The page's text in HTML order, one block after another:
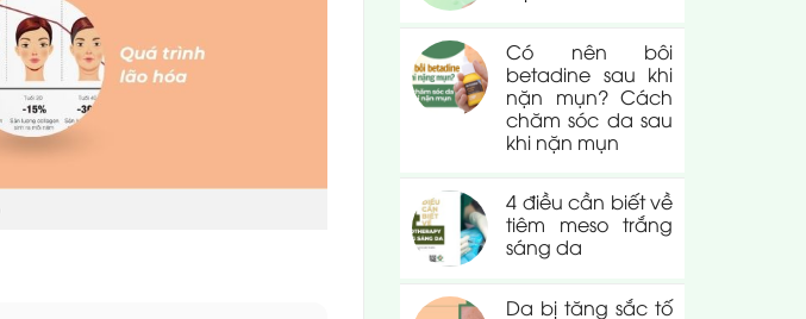
Có nên bôi
betadine sau khi
nặn mụn? Cách
chăm sóc da sau
khi nặn mụn
4 điều cần biết về
tiêm meso trắng
sáng da
Da bị tăng sắc tố